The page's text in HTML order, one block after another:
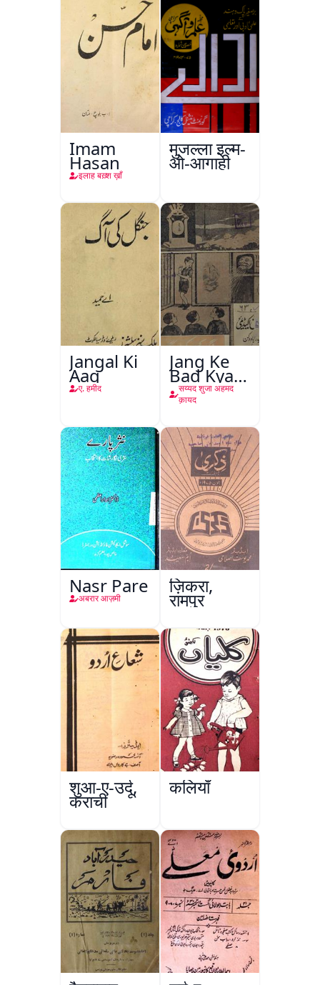
Imam
Hasan
इलाह बख़्श ख़ाँ
मुजल्ला इल्म-
ओ-आगाही
Jangal Ki
Aag
ए. हमीद
Jang Ke
Bad Kya
Hoga
सय्यद शुजा अहमद
क़ायद
Nasr Pare
अबरार आज़मी
ज़िकरा,
रामपुर
शुआ-ए-उर्दू,
कराची
कलियाँ